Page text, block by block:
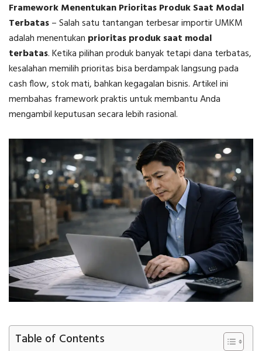
Framework Menentukan Prioritas Produk Saat Modal
Terbatas–Salah satu tantangan terbesar importir UMKM
adalah menentukan prioritas produk saat modal
terbatas. Ketika pilihan produk banyak tetapi dana terbatas,
kesalahan memilih prioritas bisa berdampak langsung pada
cash flow, stok mati, bahkan kegagalan bisnis. Artikel ini
membahas framework praktis untuk membantu Anda
mengambil keputusan secara lebih rasional.
Table of Contents